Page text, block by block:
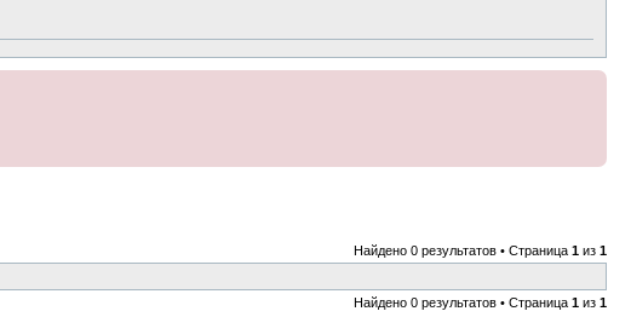
Найдено 0 результатов • Страница 1 из 1
Найдено 0 результатов • Страница 1 из 1